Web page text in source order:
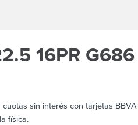
16PR G686
sin interés con tarjetas BBVA
física.